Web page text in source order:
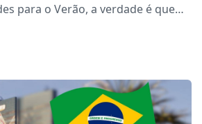
a verdade é que
de preço e algu